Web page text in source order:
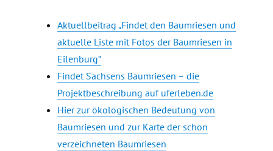
Aktuellbeitrag „Findet den Baumriesen und
aktuelle Liste mit Fotos der Baumriesen in
Eilenburg“
Findet Sachsens Baumriesen – die
Projektbeschreibung auf uferleben.de
Hier zur ökologischen Bedeutung von
Baumriesen und zur Karte der schon
verzeichneten Baumriesen